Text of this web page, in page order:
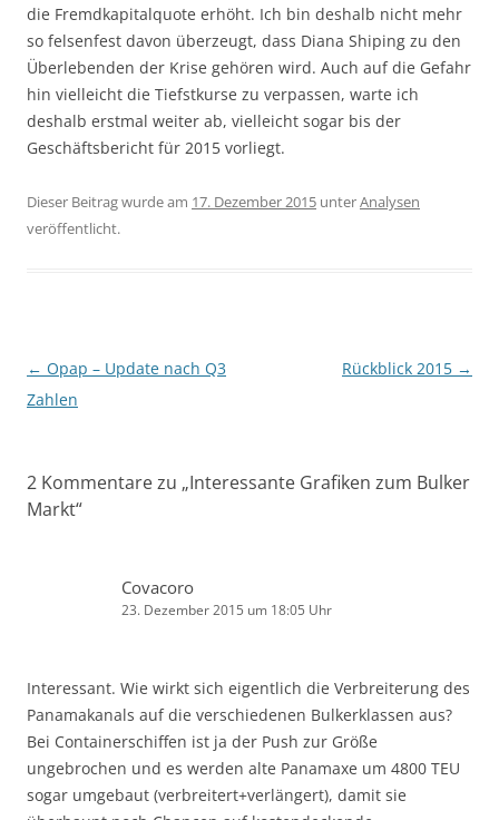
die Fremdkapitalquote erhöht. Ich bin deshalb nicht mehr
so felsenfest davon überzeugt, dass Diana Shiping zu den
Überlebenden der Krise gehören wird. Auch auf die Gefahr
hin vielleicht die Tiefstkurse zu verpassen, warte ich
deshalb erstmal weiter ab, vielleicht sogar bis der
Geschäftsbericht für 2015 vorliegt.
Dieser Beitrag wurde am 17. Dezember 2015 unterAnalysen
veröffentlicht.
Beitragsnavigation
← Opap – Update nach Q3
Zahlen
Rückblick 2015 →
2 Kommentare zu „Interessante Grafiken zum Bulker
Markt“
Covacoro
23. Dezember 2015 um 18:05 Uhr
Interessant. Wie wirkt sich eigentlich die Verbreiterung des
Panamakanals auf die verschiedenen Bulkerklassen aus?
Bei Containerschiffen ist ja der Push zur Größe
ungebrochen und es werden alte Panamaxe um 4800 TEU
sogar umgebaut (verbreitert+verlängert), damit sie